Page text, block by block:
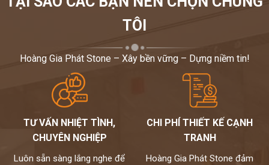
TÔI
Hoàng Gia Phát Stone – Xây bền vững – Dựng niềm tin!
TƯ VẤN NHIỆT TÌNH,
CHUYÊN NGHIỆP
Luôn sẵn sàng lắng nghe để
CHI PHÍ THIẾT KẾ CẠNH
TRANH
Hoàng Gia Phát Stone đảm